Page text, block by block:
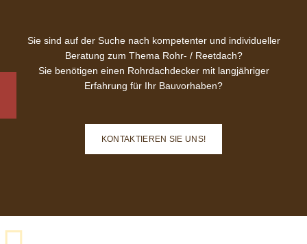
Sie sind auf der Suche nach kompetenter und individueller
Beratung zum Thema Rohr- / Reetdach?
Sie benötigen einen Rohrdachdecker mit langjähriger
Erfahrung für Ihr Bauvorhaben?
KONTAKTIEREN SIE UNS!